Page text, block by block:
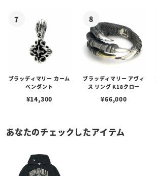
ブラッディマリー カーム
ペンダント
¥14,300
ブラッディマリー アヴィ
ス リング K18クロー
¥66,000
あなたのチェックしたアイテム